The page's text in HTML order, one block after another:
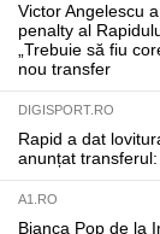
Victor Angelescu
penalty al
„Trebuie să fiu
nou transfer
DIGISPORT.RO
Rapid a dat
anunțat transferul:
A1.RO
Bianca Pop de la